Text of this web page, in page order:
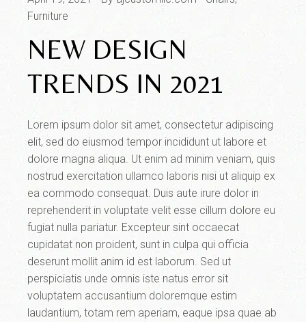
Furniture
NEW DESIGN
TRENDS IN 2021
Lorem ipsum dolor sit amet, consectetur adipiscing
elit, sed do eiusmod tempor incididunt ut labore et
dolore magna aliqua. Ut enim ad minim veniam, quis
nostrud exercitation ullamco laboris nisi ut aliquip ex
ea commodo consequat. Duis aute irure dolor in
reprehenderit in voluptate velit esse cillum dolore eu
fugiat nulla pariatur. Excepteur sint occaecat
cupidatat non proident, sunt in culpa qui officia
deserunt mollit anim id est laborum. Sed ut
perspiciatis unde omnis iste natus error sit
voluptatem accusantium doloremque estim
laudantium, totam rem aperiam, eaque ipsa quae ab